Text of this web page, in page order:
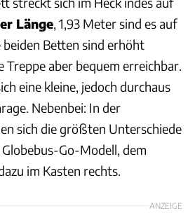
Länge, 1,93 Meter sind es auf
beiden Betten sind erhöht
Treppe aber bequem erreichbar.
eine kleine, jedoch durchaus
Nebenbei: In der
sich die größten Unterschiede
Go-Modell, dem
im Kasten rechts.
ANZEIGE